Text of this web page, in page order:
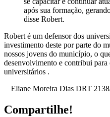
após sua formação,
disse Robert.
Robert é um defensor dos
investimento deste por parte do
nossos jovens do município, o
desenvolvimento e contribui para
universitários .
Eliane Moreira Dias DRT
Compartilhe!